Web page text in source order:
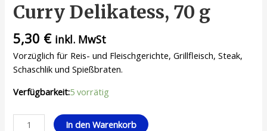
Curry Delikatess, 70 g
5,30 € inkl. MwSt
Vorzüglich für Reis- und Fleischgerichte, Grillfleisch, Steak,
Schaschlik und Spießbraten.
Verfügbarkeit:5 vorrätig
In den Warenkorb